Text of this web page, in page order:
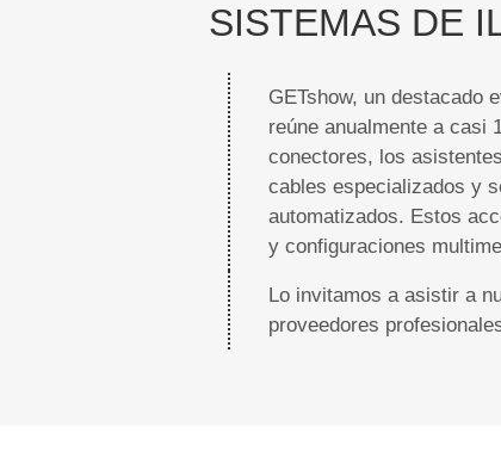
SISTEMAS DE
GETshow, un destacado
reúne anualmente a casi
conectores, los
cables especializados y
automatizados. Estos
y configuraciones
Lo invitamos a asistir a
proveedores